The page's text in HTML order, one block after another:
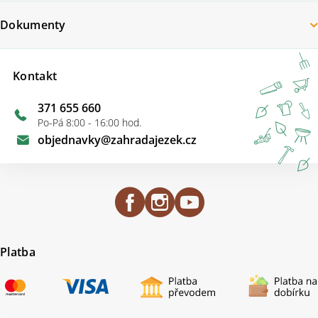
Kontakt
objednavky@zahradajezek.cz
371 655 660
Po-Pá 8:00 - 16:00 hod.
Dokumenty
Platba